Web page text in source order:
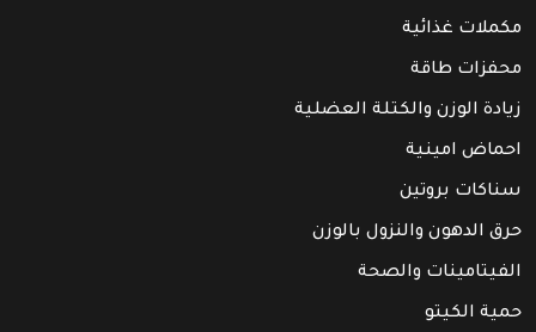
مكملات غذائية
محفزات طاقة
زيادة الوزن والكتلة العضلية
احماض امينية
سناكات بروتين
حرق الدهون والنزول بالوزن
الفيتامينات والصحة
حمية الكيتو